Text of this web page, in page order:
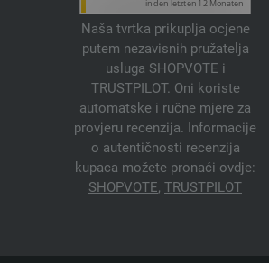
Naša tvrtka prikuplja ocjene
putem nezavisnih pružatelja
usluga SHOPVOTE i
TRUSTPILOT. Oni koriste
automatske i ručne mjere za
provjeru recenzija. Informacije
o autentičnosti recenzija
kupaca možete pronaći ovdje:
SHOPVOTE, TRUSTPILOT